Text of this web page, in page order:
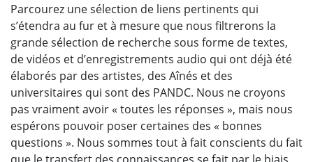
Parcourez une sélection de liens pertinents qui
s’étendra au fur et à mesure que nous filtrerons la
grande sélection de recherche sous forme de textes,
de vidéos et d’enregistrements audio qui ont déjà été
élaborés par des artistes, des Aînés et des
universitaires qui sont des PANDC. Nous ne croyons
pas vraiment avoir « toutes les réponses », mais nous
espérons pouvoir poser certaines des « bonnes
questions ». Nous sommes tout à fait conscients du fait